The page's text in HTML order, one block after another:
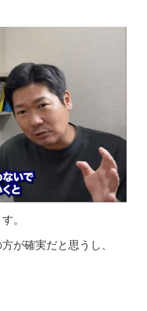
。
が確実だと思うし、